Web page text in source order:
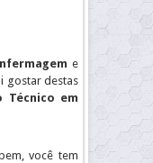
e
gostar destas
Técnico em
você tem